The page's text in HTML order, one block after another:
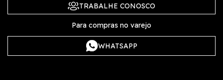
TRABALHE CONOSCO
Para compras no varejo
WHATSAPP